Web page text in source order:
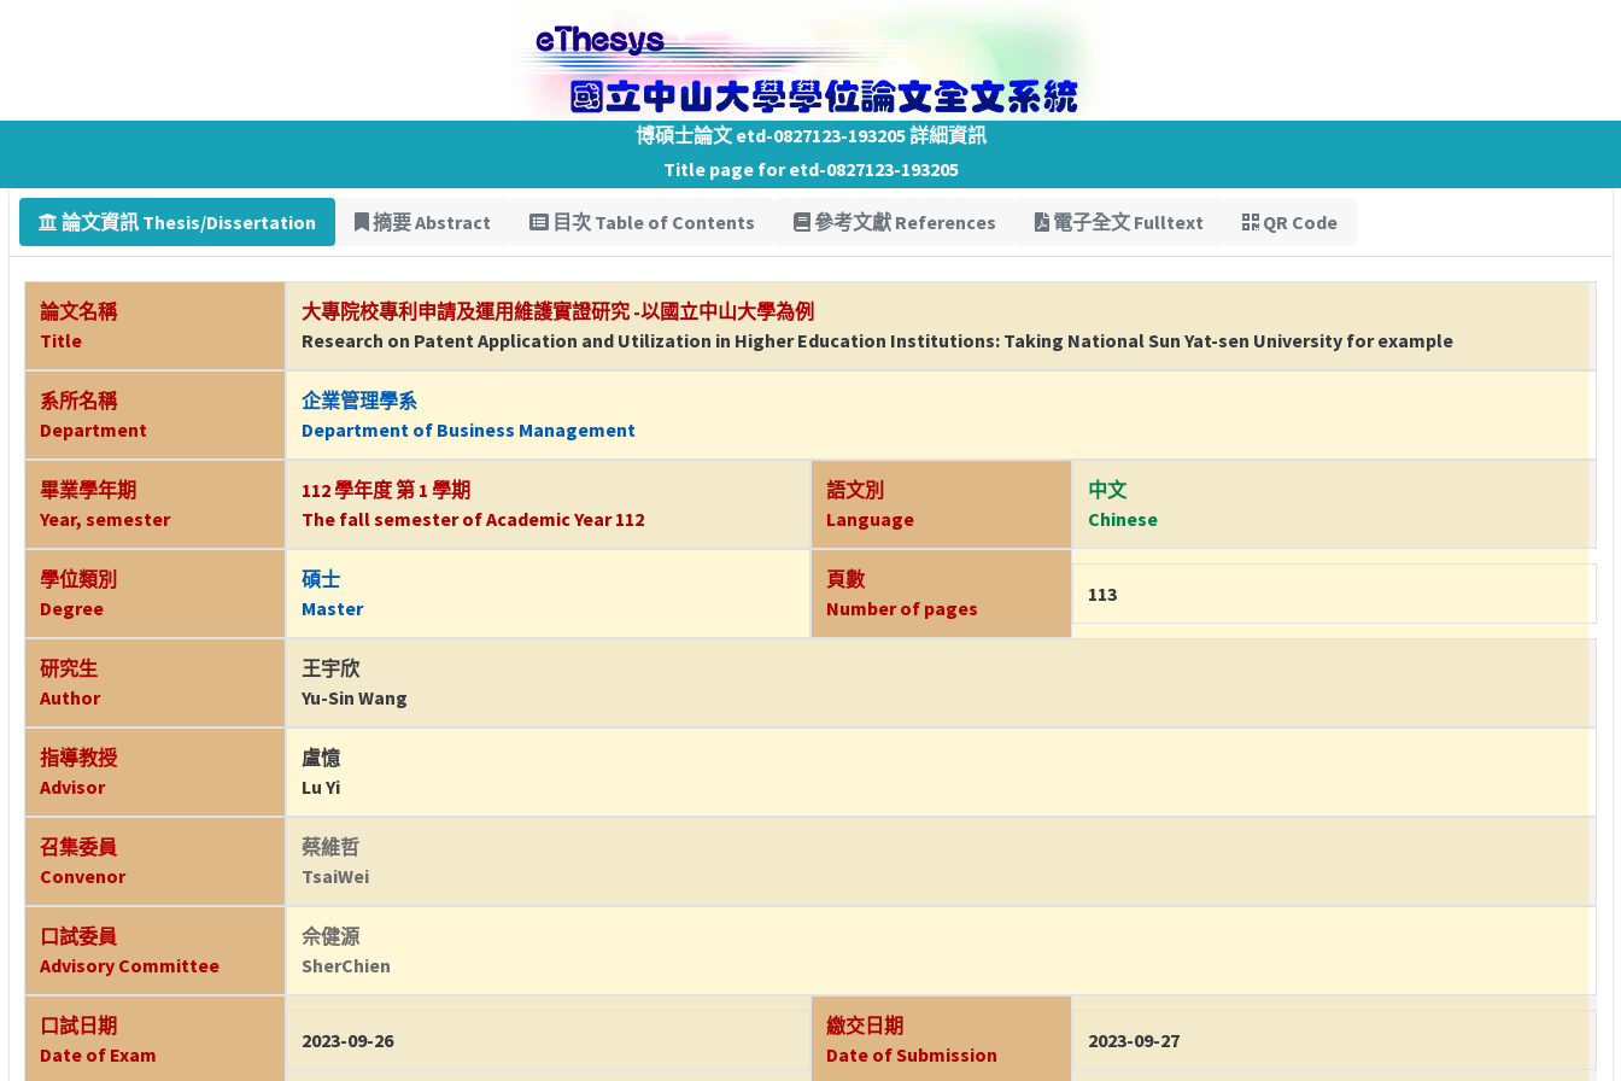
博碩士論文 etd-0827123-193205 詳細資訊
Title page for etd-0827123-193205
論文資訊 Thesis/Dissertation 摘要 Abstract 目次 Table of Contents 參考文獻 References 電子全文 Fulltext QR Code
論文名稱
Title
大專院校專利申請及運用維護實證研究 -以國立中山大學為例
Research on Patent Application and Utilization in Higher Education Institutions: Taking National Sun Yat-sen University for example
系所名稱
Department
企業管理學系
Department of Business Management
畢業學年期
Year, semester
112 學年度 第 1 學期
The fall semester of Academic Year 112
語文別
Language
中文
Chinese
學位類別
Degree
碩士
Master
頁數
Number of pages
113
研究生
Author
王宇欣
Yu-Sin Wang
指導教授
Advisor
盧憶
Lu Yi
召集委員
Convenor
蔡維哲
TsaiWei
口試委員
Advisory Committee
佘健源
SherChien
口試日期
Date of Exam
2023-09-26
繳交日期
Date of Submission
2023-09-27